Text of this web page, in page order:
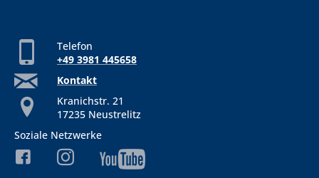
Telefon
+49 3981 445658
Kontakt
Kranichstr. 21
17235 Neustrelitz
Soziale Netzwerke